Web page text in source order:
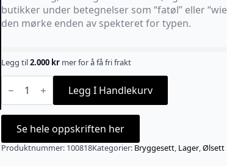
butikker under betegnelser som “fatøl” eller
den mørke enden av spekteret for typen.
Legg til2.000 kr mer for å få fri frakt
Vienna
Lager
20L
antall
Legg I Handlekurv
Se hele oppskriften her
Produktnummer: 100818Kategorier: Bryggesett, Lager,Ølsett